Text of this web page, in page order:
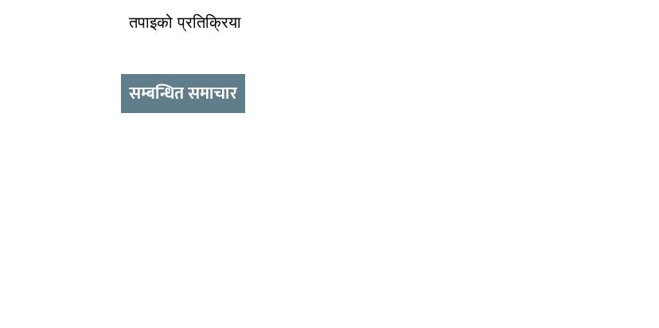
तपाइको प्रतिक्रिया
सम्बन्धित समाचार